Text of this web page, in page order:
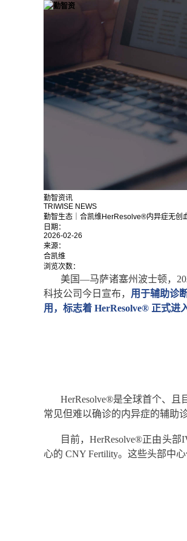
勤智资讯
TRIWISE NEWS
勤智生态｜合凯维HerResolve®内异症无创
日期：
2026-02-26
来源：
合凯维
浏览次数：
美国—马萨诸塞州波士顿，
科技公司今日宣布， 用于辅助诊
用，标志着 HerResolve® 正式进
HerResolve®是全球首个、
常见但难以确诊的内异症的辅助诊
目前，HerResolve®正由头部
心的 CNY Fertility。这些头部中心